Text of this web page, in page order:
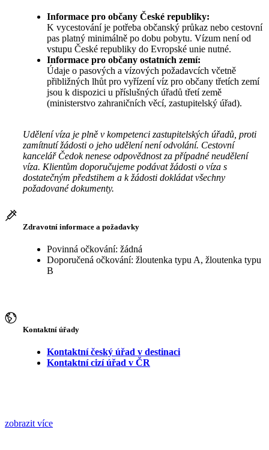
Informace pro občany České republiky:
K vycestování je potřeba občanský průkaz nebo cestovní
pas platný minimálně po dobu pobytu. Vízum není od
vstupu České republiky do Evropské unie nutné.
Informace pro občany ostatních zemí:
Údaje o pasových a vízových požadavcích včetně
přibližných lhůt pro vyřízení víz pro občany třetích zemí
jsou k dispozici u příslušných úřadů třetí země
(ministerstvo zahraničních věcí, zastupitelský úřad).
Udělení víza je plně v kompetenci zastupitelských úřadů, proti
zamítnutí žádosti o jeho udělení není odvolání. Cestovní
kancelář Čedok nenese odpovědnost za případné neudělení
víza. Klientům doporučujeme podávat žádosti o víza s
dostatečným předstihem a k žádosti dokládat všechny
požadované dokumenty.
Zdravotní informace a požadavky
Povinná očkování: žádná
Doporučená očkování: žloutenka typu A, žloutenka typu
B
Kontaktní úřady
Kontaktní český úřad v destinaci
Kontaktní cizí úřad v ČR
zobrazit více